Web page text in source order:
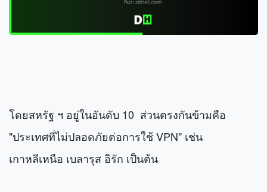
โดยสหรัฐ ฯ อยู่ในอันดับ 10 ส่วนตรงกันข้ามคือ
"ประเทศที่ไม่ปลอดภัยต่อการใช้ VPN" เช่น
เกาหลีเหนือ เบลารุส อิรัก เป็นต้น